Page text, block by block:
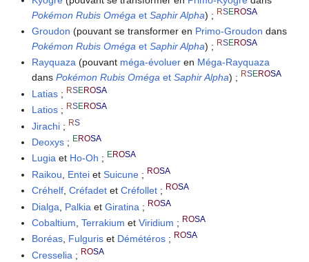
Pokémon Rubis Oméga etSaphir Alpha) ; RSEROSA
Groudon (pouvant se transformer en Primo-Groudon dans
Pokémon Rubis Oméga etSaphir Alpha) ; RSEROSA
Rayquaza (pouvant méga-évoluer en Méga-Rayquaza
dansPokémon Rubis Oméga etSaphir Alpha) ; RSEROSA
Latias ; RSEROSA
Latios ; RSEROSA
Jirachi ; RS
Deoxys ; EROSA
Lugia et Ho-Oh ; EROSA
Raikou Entei etSuicune ; ROSA
Créhelf ,Créfadet etCréfollet ; ROSA
Dialga Palkia etGiratina ; ROSA
Cobaltium ,Terrakium etViridium ; ROSA
Boréas, Fulguris et Démétéros ; ROSA
Cresselia ; ROSA